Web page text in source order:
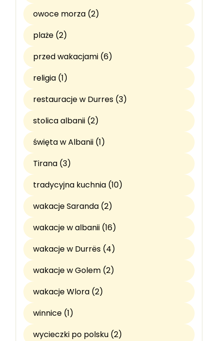
owoce morza (2)
plaże (2)
przed wakacjami (6)
religia (1)
restauracje w Durres (3)
stolica albanii (2)
święta w Albanii (1)
Tirana (3)
tradycyjna kuchnia (10)
wakacje Saranda (2)
wakacje w albanii (16)
wakacje w Durrës (4)
wakacje w Golem (2)
wakacje Wlora (2)
winnice (1)
wycieczki po polsku (2)